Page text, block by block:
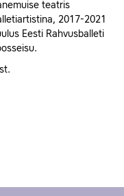
teatris
2017-2021
Eesti Rahvusballeti